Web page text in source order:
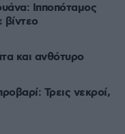
Ιπποπόταμος
βίντεο
και ανθότυρο
Τρεις νεκροί,